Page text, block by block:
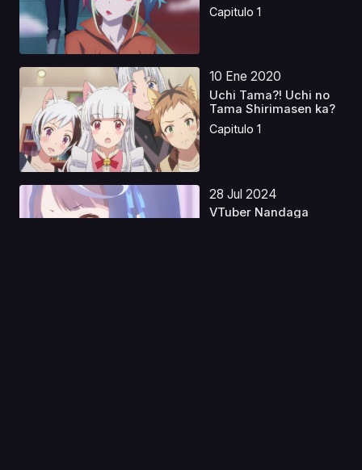
Capitulo 1
10 Ene 2020
Uchi Tama?! Uchi no
Tama Shirimasen ka?
Capitulo 1
28 Jul 2024
VTuber Nandaga